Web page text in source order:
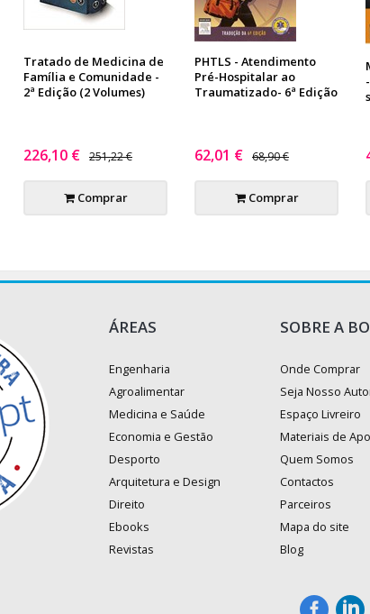
Tratado de Medicina de
Família e Comunidade -
2ª Edição (2 Volumes)
226,10 € 251,22 €
Comprar
PHTLS - Atendimento
Pré-Hospitalar ao
Traumatizado- 6ª Edição
62,01 € 68,90 €
Comprar
ÁREAS
Engenharia
Agroalimentar
Medicina e Saúde
Economia e Gestão
Desporto
Arquitetura e Design
Direito
Ebooks
Revistas
SOBRE A
Onde Comprar
Seja Nosso
Espaço Livreiro
Materiais de
Quem Somos
Contactos
Parceiros
Mapa do site
Blog